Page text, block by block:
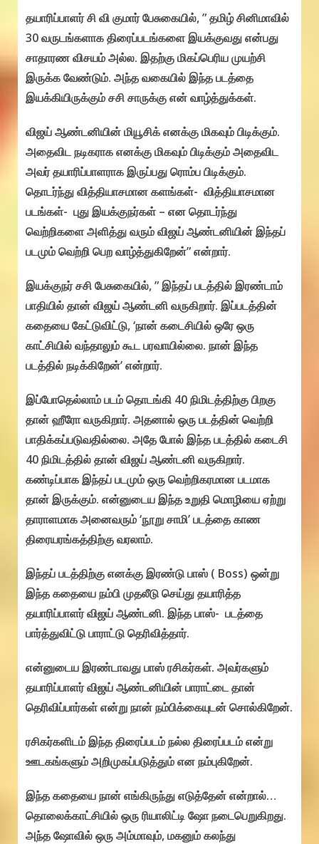
தயாரிப்பாளர் சி வி குமார் பேசுகையில், ” தமிழ் சினிமாவில்
30 வருடங்களாக திரைப்படங்களை இயக்குவது என்பது
சாதாரண விசயம் அல்ல. இதற்கு மிகப்பெரிய முயற்சி
இருக்க வேண்டும். அந்த வகையில் இந்த படத்தை
இயக்கியிருக்கும் சசி சாருக்கு என் வாழ்த்துக்கள்.
விஜய் ஆண்டனியின் மியூசிக் எனக்கு மிகவும் பிடிக்கும்.
அதைவிட நடிகராக எனக்கு மிகவும் பிடிக்கும் அதைவிட
அவர் தயாரிப்பாளராக இருப்பது ரொம்ப பிடிக்கும்.
தொடர்ந்து வித்தியாசமான களங்கள்- வித்தியாசமான
படங்கள்- புது இயக்குநர்கள் – என தொடர்ந்து
வெற்றிகளை அளித்து வரும் விஜய் ஆண்டனியின் இந்தப்
படமும் வெற்றி பெற வாழ்த்துகிறேன்” என்றார்.
இயக்குநர் சசி பேசுகையில், ” இந்தப் படத்தில் இரண்டாம்
பாதியில் தான் விஜய் ஆண்டனி வருகிறார். இப்படத்தின்
கதையை கேட்டுவிட்டு, ‘நான் கடைசியில் ஒரே ஒரு
காட்சியில் வந்தாலும் கூட பரவாயில்லை. நான் இந்த
படத்தில் நடிக்கிறேன்’ என்றார்.
இப்போதெல்லாம் படம் தொடங்கி 40 நிமிடத்திற்கு பிறகு
தான் ஹீரோ வருகிறார். அதனால் ஒரு படத்தின் வெற்றி
பாதிக்கப்படுவதில்லை. அதே போல் இந்த படத்தில் கடைசி
40 நிமிடத்தில் தான் விஜய் ஆண்டனி வருகிறார்.
கண்டிப்பாக இந்தப் படமும் ஒரு வெற்றிகரமான படமாக
தான் இருக்கும். என்னுடைய இந்த உறுதி மொழியை ஏற்று
தாராளமாக அனைவரும் ‘நூறு சாமி’ படத்தை காண
திரையரங்கத்திற்கு வரலாம்.
இந்தப் படத்திற்கு எனக்கு இரண்டு பாஸ் ( Boss) ஒன்று
இந்த கதையை நம்பி முதலீடு செய்து தயாரித்த
தயாரிப்பாளர் விஜய் ஆண்டனி. இந்த பாஸ்- படத்தை
பார்த்துவிட்டு பாராட்டு தெரிவித்தார்.
என்னுடைய இரண்டாவது பாஸ் ரசிகர்கள். அவர்களும்
தயாரிப்பாளர் விஜய் ஆண்டனியின் பாராட்டை தான்
தெரிவிப்பார்கள் என்று நான் நம்பிக்கையுடன் சொல்கிறேன்.
ரசிகர்களிடம் இந்த திரைப்படம் நல்ல திரைப்படம் என்று
ஊடகங்களும் அறிமுகப்படுத்தும் என நம்புகிறேன்.
இந்த கதையை நான் எங்கிருந்து எடுத்தேன் என்றால்…
தொலைக்காட்சியில் ஒரு ரியாலிட்டி ஷோ நடைபெறுகிறது.
அந்த ஷோவில் ஒரு அம்மாவும், மகனும் கலந்து